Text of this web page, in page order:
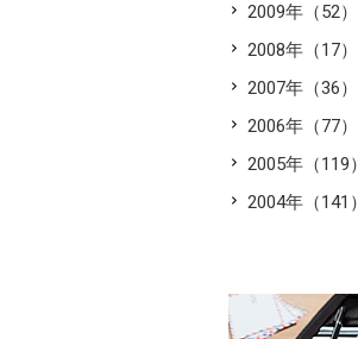
2009年（52）
2008年（17）
2007年（36）
2006年（77）
2005年（119）
2004年（141）